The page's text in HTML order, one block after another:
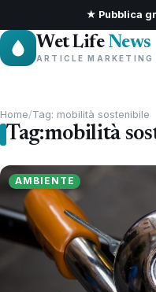
★ Pubblica
Wet Life News
ARTICLE
Home/Tag: mobilità sostenibile
Tag:mobilità
AMBIENTE